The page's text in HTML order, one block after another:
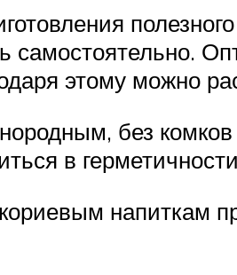
самостоятельно.
этому можно
без
в
напиткам